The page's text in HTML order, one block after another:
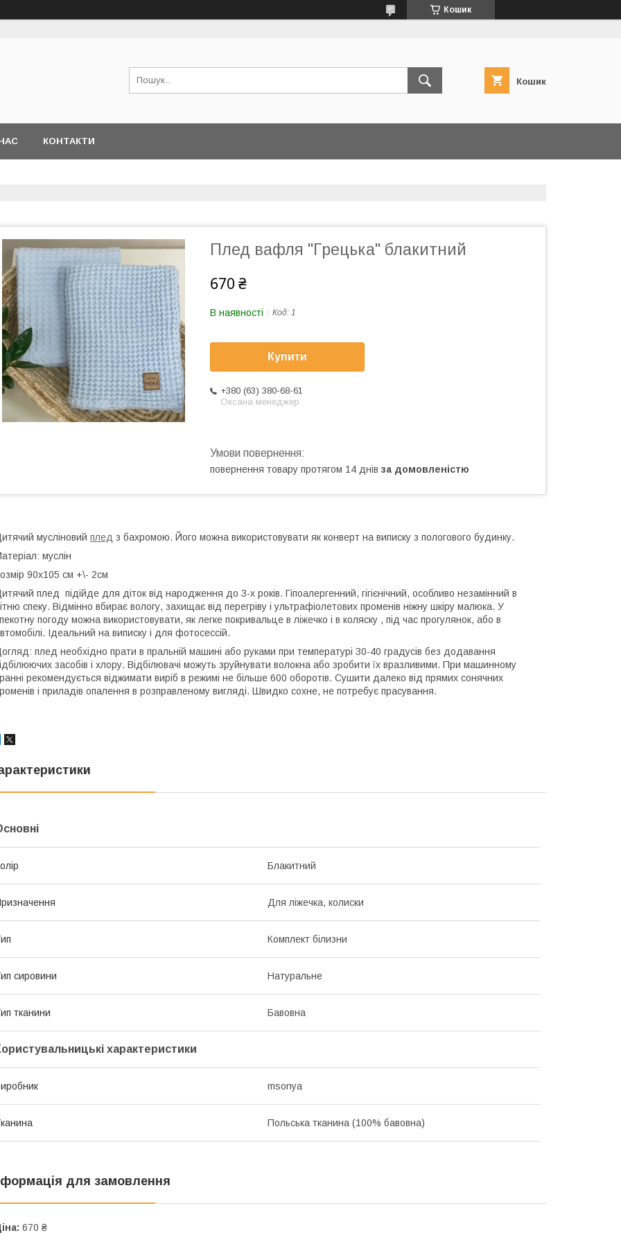
Кошик
Кошик
КОНТАКТИ
Плед вафля "Грецька" блакитний
670 ₴
В наявності Код: 1
Купити
+380 (63) 380-68-61
Оксана менеджер
повернення товару протягом 14 днів за домовленістю
мусліновий плед з бахромою. Його можна використовувати як конверт на виписку з пологового будинку.
муслін
90х105 см +\- 2см
плед підійде для діток від народження до 3-х років. Гіпоалергенний, гігієнічний, особливо незамінний в
спеку. Відмінно вбирає вологу, захищає від перегріву і ультрафіолетових променів ніжну шкіру малюка. У
погоду можна використовувати, як легке покривальце в ліжечко і в коляску , під час прогулянок, або в
Ідеальний на виписку і для фотосессій.
плед необхідно прати в пральній машині або руками при температурі 30-40 градусів без додавання
засобів і хлору. Відбілювачі можуть зруйнувати волокна або зробити їх вразливими. При машинному
рекомендується віджимати виріб в режимі не більше 600 оборотів. Сушити далеко від прямих сонячних
і приладів опалення в розправленому вигляді. Швидко сохне, не потребує прасування.
Блакитний
Для ліжечка, колиски
Комплект білизни
сировини Натуральне
тканини Бавовна
характеристики
msonya
Польська тканина (100% бавовна)
для замовлення
670 ₴